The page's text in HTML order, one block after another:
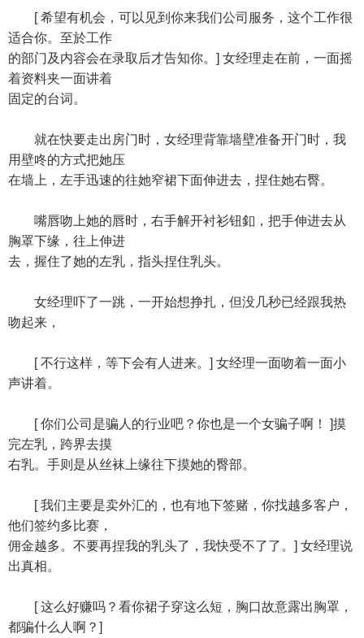
[ 希望有机会，可以见到你来我们公司服务，这个工作很
适合你。至於工作
的部门及内容会在录取后才告知你。] 女经理走在前，一面摇
着资料夹一面讲着
固定的台词。
就在快要走出房门时，女经理背靠墙壁准备开门时，我
用壁咚的方式把她压
在墙上，左手迅速的往她窄裙下面伸进去，捏住她右臀。
嘴唇吻上她的唇时，右手解开衬衫钮釦，把手伸进去从
胸罩下缘，往上伸进
去，握住了她的左乳，指头捏住乳头。
女经理吓了一跳，一开始想挣扎，但没几秒已经跟我热
吻起来，
[ 不行这样，等下会有人进来。] 女经理一面吻着一面小
声讲着。
[ 你们公司是骗人的行业吧？你也是一个女骗子啊！ ]摸
完左乳，跨界去摸
右乳。手则是从丝袜上缘往下摸她的臀部。
[ 我们主要是卖外汇的，也有地下签赌，你找越多客户，
他们签约多比赛，
佣金越多。不要再捏我的乳头了，我快受不了了。] 女经理说
出真相。
[ 这么好赚吗？看你裙子穿这么短，胸口故意露出胸罩，
都骗什么人啊？]